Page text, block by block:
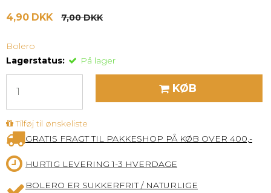
4,90 DKK 7,00 DKK
Bolero
Lagerstatus:
På lager
KØB
Tilføj til ønskeliste
GRATIS FRAGT TIL PAKKESHOP PÅ KØB OVER 400,-
HURTIG LEVERING 1-3 HVERDAGE
BOLERO ER SUKKERFRIT / NATURLIGE